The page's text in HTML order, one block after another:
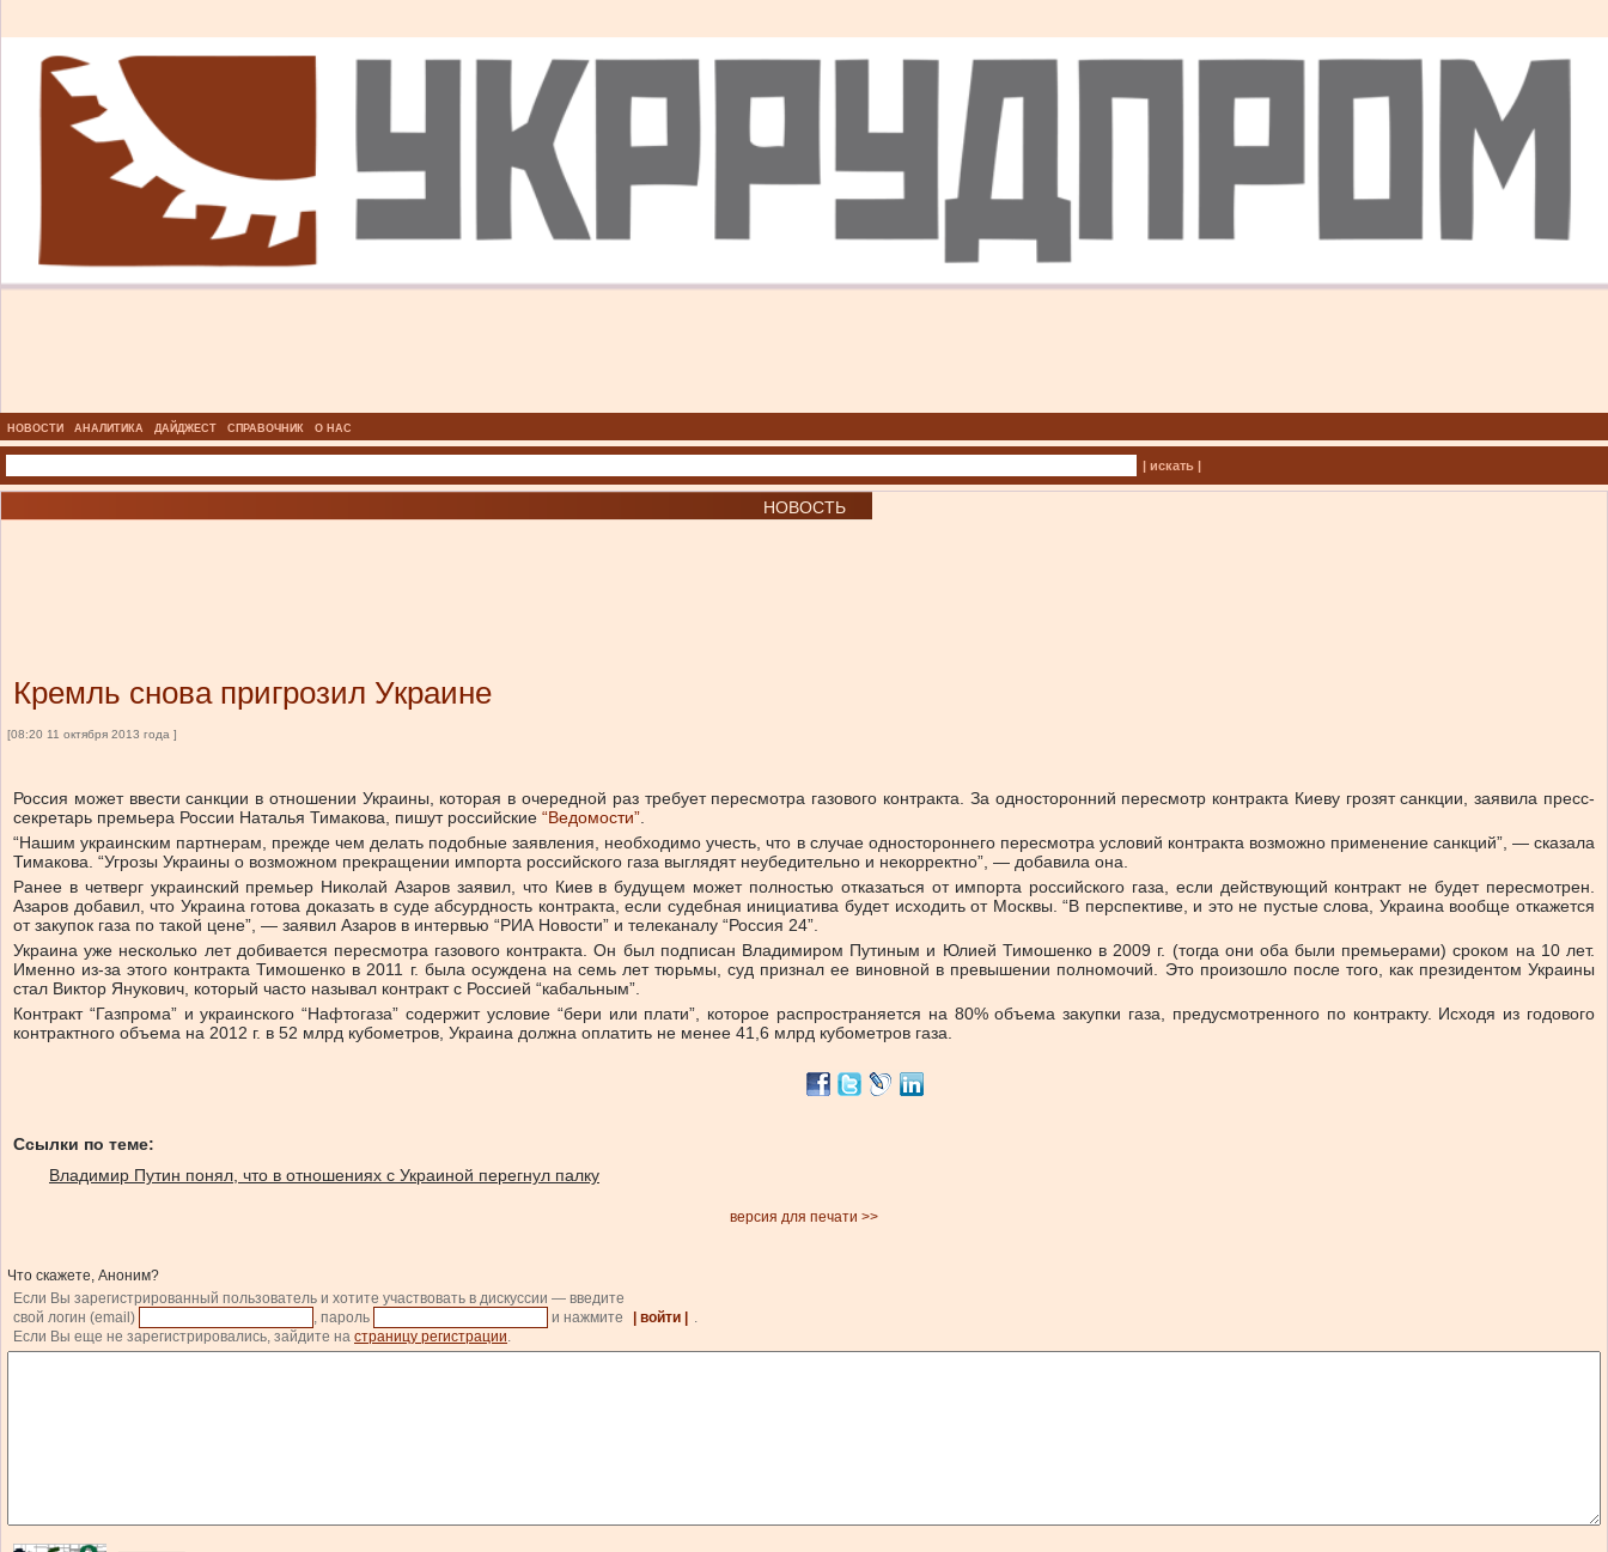
НОВОСТИ АНАЛИТИКА ДАЙДЖЕСТ СПРАВОЧНИК О НАС
| искать |
НОВОСТЬ
Кремль снова пригрозил Украине
[08:20 11 октября 2013 года ]
Россия может ввести санкции в отношении Украины, которая в очередной раз требует пересмотра газового контракта. За односторонний пересмотр контракта Киеву грозят санкции, заявила пресс-
секретарь премьера России Наталья Тимакова, пишут российские “Ведомости”
“Нашим украинским партнерам, прежде чем делать подобные заявления, необходимо учесть, что в случае одностороннего пересмотра условий контракта возможно применение санкций”, — сказала
Тимакова. “Угрозы Украины о возможном прекращении импорта российского газа выглядят неубедительно и некорректно”, — добавила она.
Ранее в четверг украинский премьер Николай Азаров заявил, что Киев в будущем может полностью отказаться от импорта российского газа, если действующий контракт не будет пересмотрен.
Азаров добавил, что Украина готова доказать в суде абсурдность контракта, если судебная инициатива будет исходить от Москвы. “В перспективе, и это не пустые слова, Украина вообще откажется
от закупок газа по такой цене”, — заявил Азаров в интервью “РИА Новости” и телеканалу “Россия 24”.
Украина уже несколько лет добивается пересмотра газового контракта. Он был подписан Владимиром Путиным и Юлией Тимошенко в 2009 г. (тогда они оба были премьерами) сроком на 10 лет.
Именно из-за этого контракта Тимошенко в 2011 г. была осуждена на семь лет тюрьмы, суд признал ее виновной в превышении полномочий. Это произошло после того, как президентом Украины
стал Виктор Янукович, который часто называл контракт с Россией “кабальным”.
Контракт “Газпрома” и украинского “Нафтогаза” содержит условие “бери или плати”, которое распространяется на 80% объема закупки газа, предусмотренного по контракту. Исходя из годового
контрактного объема на 2012 г. в 52 млрд кубометров, Украина должна оплатить не менее 41,6 млрд кубометров газа.
Ссылки по теме:
Владимир Путин понял, что в отношениях с Украиной перегнул палку
версия для печати >>
Что скажете, Аноним?
Если Вы зарегистрированный пользователь и хотите участвовать в дискуссии — введите
свой логин (email)
, пароль и нажмите | войти |
.
Если Вы еще не зарегистрировались, зайдите на страницу регистрации.